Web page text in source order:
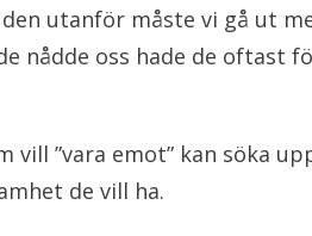
utanför måste vi gå ut
nådde oss hade de oftast
”vara emot” kan söka
de vill ha.